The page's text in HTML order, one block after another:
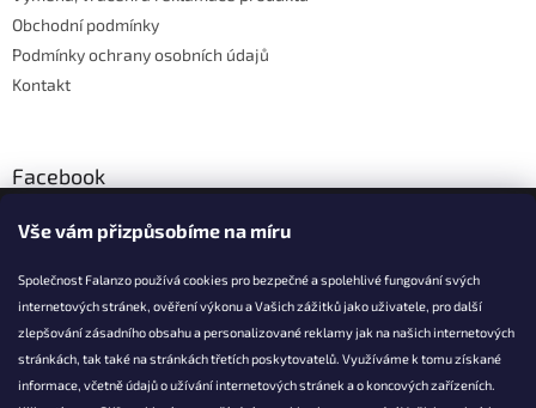
Vše vám přizpůsobíme na míru
Společnost Falanzo používá cookies pro bezpečné a spolehlivé fungování svých
internetových stránek, ověření výkonu a Vašich zážitků jako uživatele, pro další
zlepšování zásadního obsahu a personalizované reklamy jak na našich internetových
stránkách, tak také na stránkách třetích poskytovatelů. Využíváme k tomu získané
informace, včetně údajů o užívání internetových stránek a o koncových zařízeních.
Obchodní podmínky
Podmínky ochrany osobních údajů
Kontakt
Facebook
KONTAKT
info@falanzo.cz
Falanzo.cz